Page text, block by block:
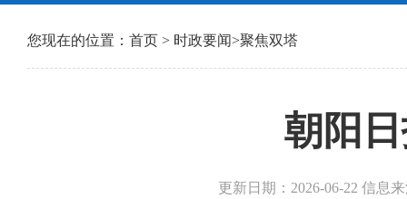
您现在的位置： 首页 > 时政要闻>聚焦双塔
朝阳
更新日期：2026-06-22 信息